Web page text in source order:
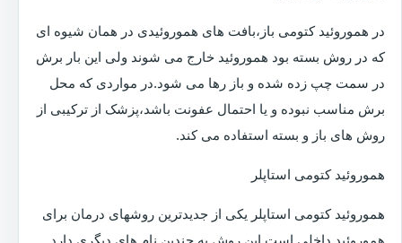
در هموروئید کتومی باز،بافت های هموروئیدی در همان شیوه ای
که در روش بسته بود هموروئید خارج می شوند ولی این بار برش
در سمت چپ زده شده و باز رها می شود.در مواردی که محل
برش مناسب نبوده و یا احتمال عفونت باشد،پزشک از ترکیبی از
روش های باز و بسته استفاده می کند.
هموروئید کتومی استاپلر
هموروئید کتومی استاپلر یکی از جدیدترین روشهای درمان برای
هموروئید داخلی است.این روش به چندین نام های دیگری دارد